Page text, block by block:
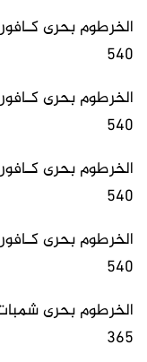
540
540
540
540
365